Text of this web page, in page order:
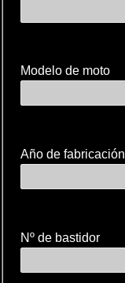
Modelo de moto
Año de fabricación
Nº de bastidor